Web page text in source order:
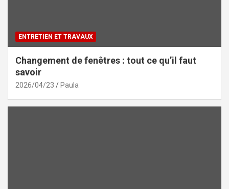
ENTRETIEN ET TRAVAUX
Changement de fenêtres : tout ce qu’il faut
savoir
2026/04/23 Paula